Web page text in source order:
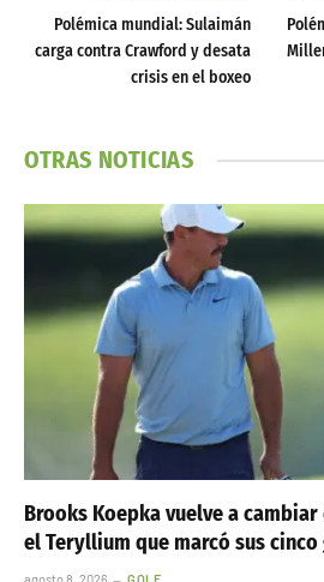
Polémica mundial: Sulaimán
carga contra Crawford y desata
crisis en el boxeo
OTRAS NOTICIAS
Brooks Koepka vuelve a
el Teryllium que marcó sus cinco
agosto 8, 2026 GOLF